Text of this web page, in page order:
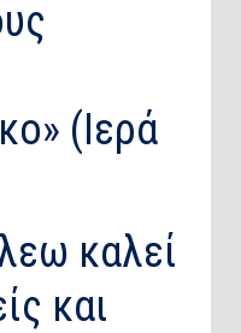
(Ιερά
καλεί
και